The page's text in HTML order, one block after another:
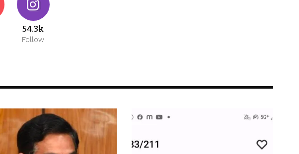
54.3k
Follow